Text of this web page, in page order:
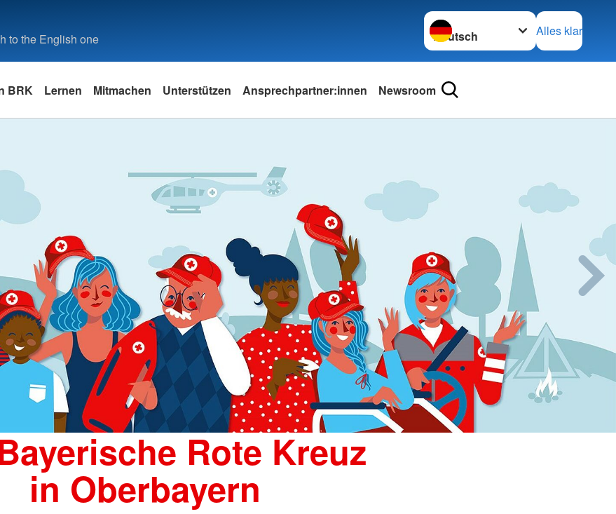
to the English one
Sprache wechseln zu
Alles klar
BRK Lernen Mitmachen Unterstützen Ansprechpartner:innen Newsroom
Rote Kreuz
in Oberbayern